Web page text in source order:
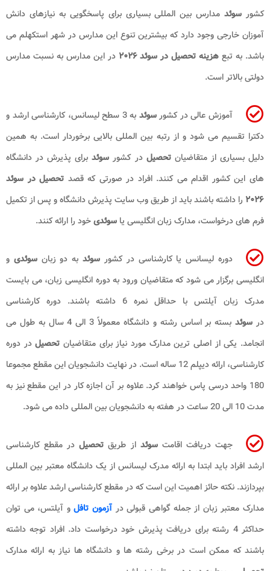
کشور سوئد مدارس بین المللی بسیاری برای پاسخگویی به نیازهای دانش
آموزان خارجی وجود دارد که بیشترین تنوع این مدارس در شهر استکهلم می
باشد. به تبع هزینه تحصیل در سوئد ۲۰۲۶
در این مدارس به نسبت مدارس
دولتی بالاتر است.
آموزش عالی در کشورسوئد
به 3 سطح لیسانس، کارشناسی ارشد و
دکترا تقسیم می شود و از رتبه بین المللی بالایی برخوردار است. به همین
دلیل بسیاری از متقاضیانتحصیل در کشور سوئد برای پذیرش در دانشگاه
های این کشور اقدام می کنند. افراد در صورتی که قصد تحصیل در سوئد
۲۰۲۶ را داشته باشند باید از طریق وب سایت پذیرش دانشگاه و پس از تکمیل
فرم های درخواست، مدارک زبان انگلیسی یا سوئدیخود را ارائه کنند.
دوره لیسانس یا کارشناسی در کشور سوئد به دو زبانسوئدی و
انگلیسی برگزار می شود که متقاضیان ورود به دوره انگلیسی زبان، می بایست
مدرک زبان آیلتس با حداقل نمره 6 داشته باشند. دوره کارشناسی
در سوئد
بسته بر اساس رشته و دانشگاه معمولاً 3 الی 4 سال به طول می
انجامد. یکی از اصلی ترین مدارک مورد نیاز برای متقاضیانتحصیلدر دوره
کارشناسی، ارائه دیپلم 12 ساله است. در نهایت دانشجویان این مقطع مجموعا
180 واحد درسی پاس خواهند کرد. علاوه بر آن اجازه کار در این مقطع نیز به
مدت 10 الی 20 ساعت در هفته به دانشجویان بین المللی داده می شود.
جهت دریافت اقامتسوئداز طریقتحصیلدر مقطع کارشناسی
ارشد افراد باید ابتدا به ارائه مدرک لیسانس از یک دانشگاه معتبر بین المللی
بپردازند. نکته حائز اهمیت این است که در مقطع کارشناسی ارشد علاوه بر ارائه
مدارک معتبر زبان از جمله گواهی قبولی در آزمون تافلو آیلتس، می توان
حداکثر 4 رشته برای دریافت پذیرش خود درخواست داد. افراد توجه داشته
باشند که ممکن است در برخی رشته ها و دانشگاه ها نیاز به ارائه مدارک